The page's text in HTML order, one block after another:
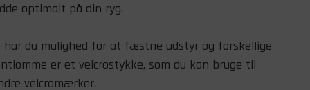
optimalt på din ryg.
har du mulighed for at fæstne udstyr og forskellige
er et velcrostykke, som du kan bruge til
velcromærker.